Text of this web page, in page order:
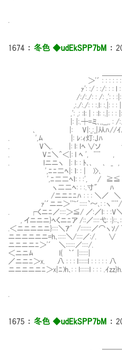
1674 ： 冬色 ◆udEkSPP7bM ：
＞'´ : : : : : : : ｀
ｧ': :/ : :/: : : l : ', :',:
/:/:./: : /: ,': : :|: : l: :l :
,:./:./: : :.l: :.|: : : | : :|: ｌ : :
,': ,: :l: | : :l: :.|: : : |: :, : l: :
|: |:.┼=ミ､,,__,, : /:./,_＞
､ |: ⅣV|:_:_|从ﾊ//ｲ从:_;/
. ',ﾑ |: ﾚ:ｨ灯:Jﾊ ｲJ心㍉从
. V＼. |: l: lﾍ ∨ソ 弋 ソ〃
. Vﾆ＼＾＜|: l ﾍ ', ¨¨ , ¨¨ /.ｲ
. lニニヽ |: l: : ﾄ､､ ､ _ , /
',ﾆﾆ二ﾍ|: ｌ: : | )>､ .ィ
',ﾆ二二ﾍｌ: : :', / ≧≦
ヽ二二ﾍ: : :.寸" ﾊ 寸 ＿
/ニニﾆﾆﾊ : : : ＼／ ＼ /
ｧ'´ニニ＞''~´:::::`～､: :ヽ¨¨/
. ┌くニﾆ／::::＞≦/ ／:／l: : :V＼::
, イニニニ}ﾍくニﾆア /::／::::弋: :}::
.＜ニニニニニ}::::＼ｱ′/:::::::／⌒ヽ
ニニニニニニ=h､:::::＼/::::／:/. ∨
ニニニニﾆ＞'´ ＼::::::／::::/. |:
＜ニニﾑ l{ ｀´ |::::::|
／ニニﾆ＞x. 八 : : : l::::::l : : :
ニニニニニﾆ＞x|ﾆ)h､: : l::::::l : : : .ｲ
1675 ： 冬色 ◆udEkSPP7bM ：